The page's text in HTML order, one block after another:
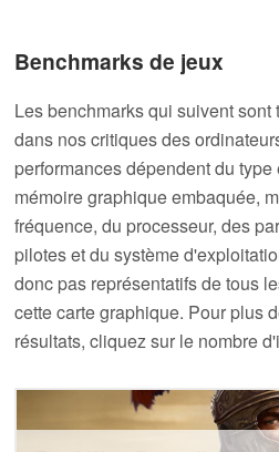
Benchmarks de jeux
Les benchmarks qui suivent
dans nos critiques des
performances dépendent du
mémoire graphique embaquée,
fréquence, du processeur, des
pilotes et du système
donc pas représentatifs de tous
cette carte graphique. Pour plus
résultats, cliquez sur le nombre